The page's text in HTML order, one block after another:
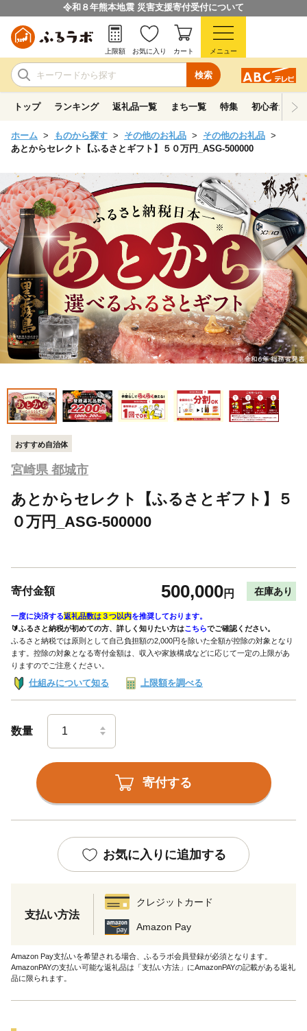
令和８年熊本地震 災害支援寄付受付について
検索
上限額 お気に入り カート メニュー
トップ ランキング 返礼品一覧 まち一覧 特集 初心者ガイド
ホーム ものから探す その他のお礼品
その他のお礼品
あとからセレクト【ふるさとギフト】５０万円_ASG-500000
おすすめ自治体
宮崎県 都城市
あとからセレクト【ふるさとギフト】５
０万円_ASG-500000
寄付金額 500,000円 在庫あり
一度に決済する返礼品数は３つ以内を推奨しております。
🔰ふるさと納税が初めての方、詳しく知りたい方はこちらでご確認ください。
ふるさと納税では原則として自己負担額の2,000円を除いた全額が控除の対象となり
ます。控除の対象となる寄付金額は、収入や家族構成などに応じて一定の上限があ
りますのでご注意ください。
仕組みについて知る 上限額を調べる
数量
寄付する
お気に入りに追加する
支払い方法
クレジットカード
Amazon Pay
Amazon Pay支払いを希望される場合、ふるラボ会員登録が必須となります。
AmazonPAYの支払い可能な返礼品は「支払い方法」にAmazonPAYの記載がある返礼
品に限られます。